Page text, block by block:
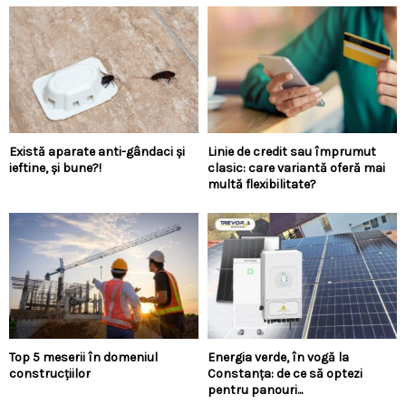
Există aparate anti-gândaci și
ieftine, și bune?!
Linie de credit sau împrumut
clasic: care variantă oferă mai
multă flexibilitate?
Top 5 meserii în domeniul
construcțiilor
Energia verde, în vogă la
Constanța: de ce să optezi
pentru panouri...